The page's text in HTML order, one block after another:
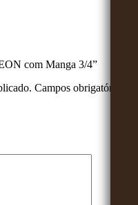
com Manga 3/4”
Campos obrigatórios